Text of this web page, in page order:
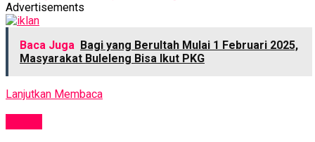
Advertisements
Baca Juga Bagi yang Berultah Mulai 1 Februari 2025,
Masyarakat Buleleng Bisa Ikut PKG
Lanjutkan Membaca